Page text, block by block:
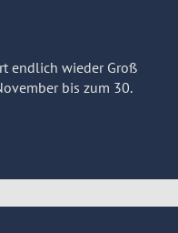
endlich wieder Groß
bis zum 30.